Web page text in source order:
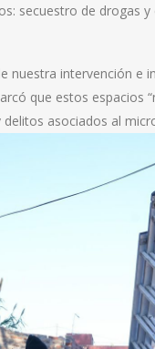
secuestro de drogas
nuestra intervención e
que estos espacios
asociados al